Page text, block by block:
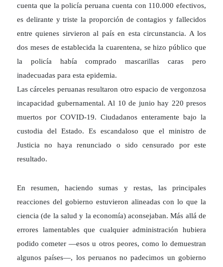
cuenta que la policía peruana cuenta con 110.000 efectivos,
es delirante y triste la proporción de contagios y fallecidos
entre quienes sirvieron al país en esta circunstancia. A los
dos meses de establecida la cuarentena, se hizo público que
la policía había comprado mascarillas caras pero
inadecuadas para esta epidemia.
Las cárceles peruanas resultaron otro espacio de vergonzosa
incapacidad gubernamental. Al 10 de junio hay 220 presos
muertos por COVID-19. Ciudadanos enteramente bajo la
custodia del Estado. Es escandaloso que el ministro de
Justicia no haya renunciado o sido censurado por este
resultado.
En resumen, haciendo sumas y restas, las principales
reacciones del gobierno estuvieron alineadas con lo que la
ciencia (de la salud y la economía) aconsejaban. Más allá de
errores lamentables que cualquier administración hubiera
podido cometer —esos u otros peores, como lo demuestran
algunos países—, los peruanos no padecimos un gobierno